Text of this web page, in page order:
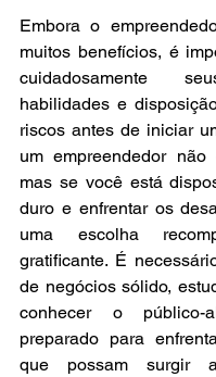
Embora o
muitos benefícios, é
cuidadosamente
habilidades e
riscos antes de iniciar
um empreendedor
mas se você está
duro e enfrentar os
uma escolha
gratificante. É
de negócios sólido,
conhecer o
preparado para
que possam surgir